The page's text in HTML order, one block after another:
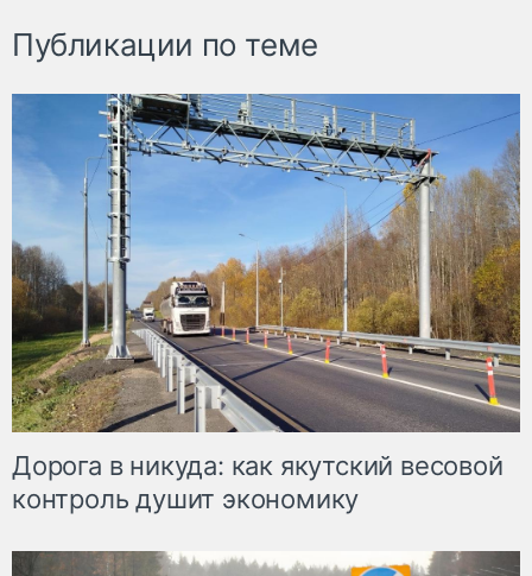
Публикации по теме
Дорога в никуда: как якутский весовой
контроль душит экономику